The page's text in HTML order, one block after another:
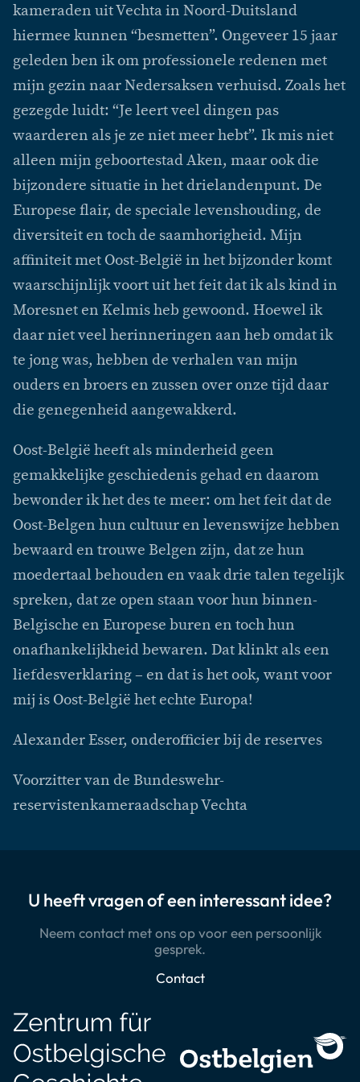
kameraden uit Vechta in Noord-Duitsland
hiermee kunnen “besmetten”. Ongeveer 15 jaar
geleden ben ik om professionele redenen met
mijn gezin naar Nedersaksen verhuisd. Zoals het
gezegde luidt: “Je leert veel dingen pas
waarderen als je ze niet meer hebt”. Ik mis niet
alleen mijn geboortestad Aken, maar ook die
bijzondere situatie in het drielandenpunt. De
Europese flair, de speciale levenshouding, de
diversiteit en toch de saamhorigheid. Mijn
affiniteit met Oost-België in het bijzonder komt
waarschijnlijk voort uit het feit dat ik als kind in
Moresnet en Kelmis heb gewoond. Hoewel ik
daar niet veel herinneringen aan heb omdat ik
te jong was, hebben de verhalen van mijn
ouders en broers en zussen over onze tijd daar
die genegenheid aangewakkerd.
Oost-België heeft als minderheid geen
gemakkelijke geschiedenis gehad en daarom
bewonder ik het des te meer: om het feit dat de
Oost-Belgen hun cultuur en levenswijze hebben
bewaard en trouwe Belgen zijn, dat ze hun
moedertaal behouden en vaak drie talen tegelijk
spreken, dat ze open staan voor hun binnen-
Belgische en Europese buren en toch hun
onafhankelijkheid bewaren. Dat klinkt als een
liefdesverklaring – en dat is het ook, want voor
mij is Oost-België het echte Europa!
Alexander Esser, onderofficier bij de reserves
Voorzitter van de Bundeswehr-
reservistenkameraadschap Vechta
U heeft vragen of een interessant idee?
Neem contact met ons op voor een persoonlijk
gesprek.
Contact